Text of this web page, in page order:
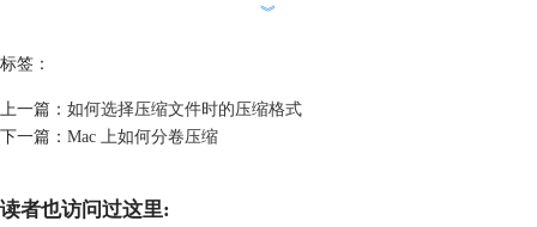
︾
标签：
上一篇： 如何选择压缩文件时的压缩格式
下一篇： Mac 上如何分卷压缩
读者也访问过这里: